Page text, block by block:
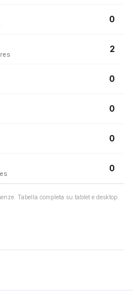
0
2
0
0
0
0
Tabella completa su tablet e desktop.